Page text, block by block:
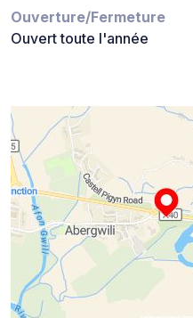
Ouverture/Fermeture
Ouvert toute l'année